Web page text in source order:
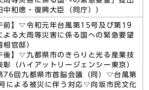
中和徳・復興大臣（同庁））
前】▽令和元年台風第15号及び第19
よる大雨等災害に係る国への緊急要望
相官邸）
後】▽九都県市のきらりと光る産業技
彰（ハイアットリージェンシー東京）
76回九都県市首脳会議（同）▽台風第
による被災に伴う対応▽向坂市民文化